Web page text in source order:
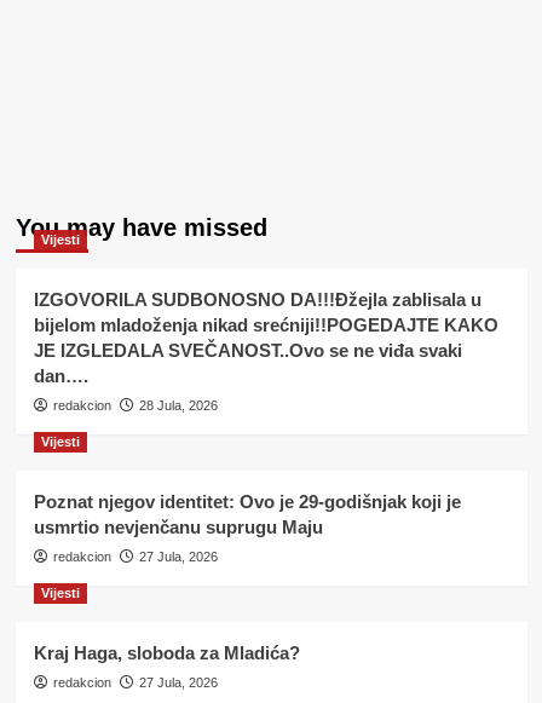
You may have missed
Vijesti
IZGOVORILA SUDBONOSNO DA!!!Đžejla zablisala u
bijelom mladoženja nikad srećniji!!POGEDAJTE KAKO
JE IZGLEDALA SVEČANOST..Ovo se ne viđa svaki
dan….
redakcion 28 Jula, 2026
Vijesti
Poznat njegov identitet: Ovo je 29-godišnjak koji je
usmrtio nevjenčanu suprugu Maju
redakcion 27 Jula, 2026
Vijesti
Kraj Haga, sloboda za Mladića?
redakcion 27 Jula, 2026